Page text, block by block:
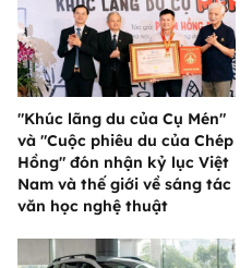
"Khúc lãng du của Cụ Mén"
và "Cuộc phiêu du của Chép
Hồng" đón nhận kỷ lục Việt
Nam và thế giới về sáng tác
văn học nghệ thuật